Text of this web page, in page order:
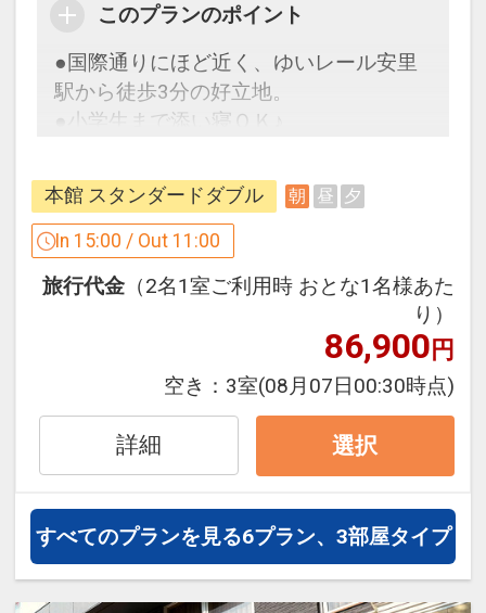
インターネットコース番号：DP-1-
割引がございます
ご宿泊の６０日前までにお申し込みにな
ると
※早期申込期間を過ぎてからの変更（人
数の内訳・客室タイプ・食事条件・プラ
ン・氏名・人員・泊数の増減等の変更）
があった場合、早期申込割引は適用され
※他の割引との重複はできません。
※割引適用後のご旅行代金は、カレンダ
ーからお進みいただいた後表示される
「空室照会結果確認画面」でご確認くだ
さい。
設定期間：2026年6月1日～2026年10月
31日
インターネットコース番号：DP-1-
このプランのポイント
●国際通りにほど近く、ゆいレール安里
駅から徒歩3分の好立地。
●小学生まで添い寝ＯＫ♪
設定期間：2026年4月1日～2026年11月
30日
インターネットコース番号：DP-1-
本館 スタンダードダブル 朝 昼 夕
In 15:00 / Out 11:00
旅行代金 （2名1室ご利用時 おとな1名様あた
り）
86,900円
空き： 3室(08月07日00:30時点)
詳細 選択
すべてのプランを見る6プラン、3部屋タイプ